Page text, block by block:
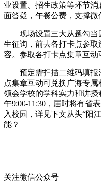
业设置、招生政策等环节
面答疑，午餐公费，支撑微
现场设置三大从题勾当
生征询，前去各打卡点参
容。参取各打卡点集章互动
预定需扫描二维码填报
点集章互动可兑换广海专
领会学校的学科实力和讲授
午9:00-11:30，届时将有省
入校园，详见下文从头“阳
能？
关注微信公众号